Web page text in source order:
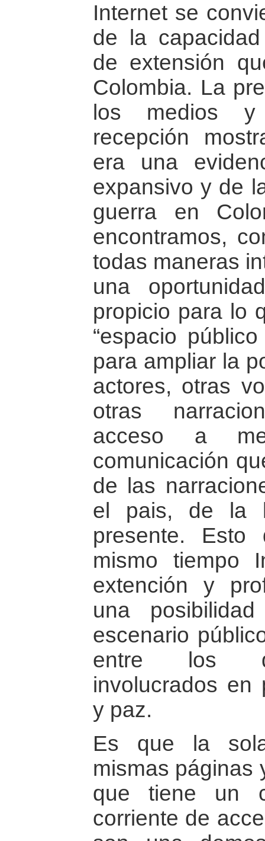
Internet se
de la
de extensión
Colombia. La
los medios
recepción
era una
expansivo y de
guerra en
encontramos,
todas maneras
una
propicio para lo
“espacio
para ampliar la
actores, otras
otras
acceso a
comunicación
de las
el pais, de la
presente.
mismo tiempo
extención y
una
escenario
entre los
involucrados en
y paz.
Es que la
mismas páginas
que tiene un
corriente de